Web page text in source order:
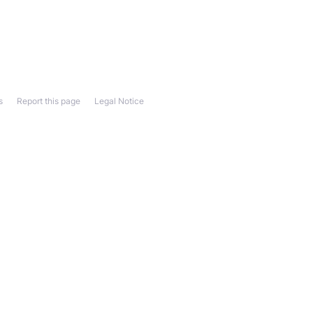
Legal Notice
Report this page